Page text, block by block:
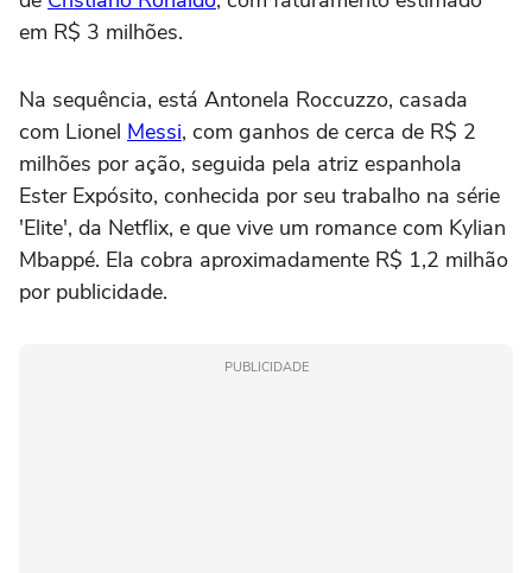
em R$ 3 milhões.
Na sequência, está Antonela Roccuzzo, casada
com Lionel Messi, com ganhos de cerca de R$ 2
milhões por ação, seguida pela atriz espanhola
Ester Expósito, conhecida por seu trabalho na série
'Elite', da Netflix, e que vive um romance com Kylian
Mbappé. Ela cobra aproximadamente R$ 1,2 milhão
por publicidade.
PUBLICIDADE